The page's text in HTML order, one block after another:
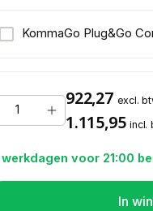
KommaGo Plug&Go
922,27 excl.
1.115,95 incl.
werkdagen voor 21:00
In